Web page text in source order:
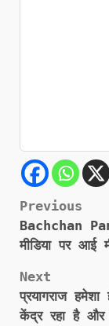
Post
Previous
Bachchan
मीडिया पर आई
Next
प्रयागराज
केंद्र रहा है और